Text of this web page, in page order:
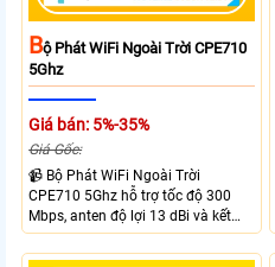
BỘ Phát WiFi Ngoài Trời CPE710
5Ghz
Giá bán: 5%-35%
Giá Gốc:
📹 Bộ Phát WiFi Ngoài Trời
CPE710 5Ghz hỗ trợ tốc độ 300
Mbps, anten độ lợi 13 dBi và kết
nối đường dài trên 10 km trong
điều kiện phù hợp. Trang bị cổng